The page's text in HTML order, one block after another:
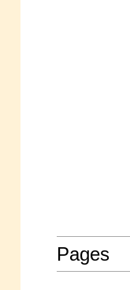
Pages